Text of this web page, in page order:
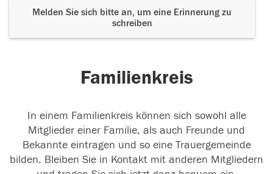
Melden Sie sich bitte an, um eine Erinnerung zu
schreiben
Familienkreis
In einem Familienkreis können sich sowohl alle
Mitglieder einer Familie, als auch Freunde und
Bekannte eintragen und so eine Trauergemeinde
bilden. Bleiben Sie in Kontakt mit anderen Mitgliedern